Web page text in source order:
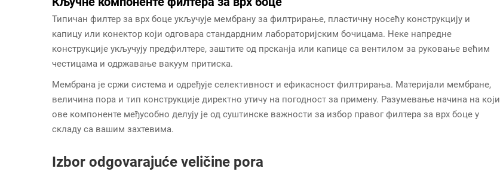
Типичан филтер за врх боце укључује мембрану за филтрирање, пластичну носећу конструкцију и
капицу или конектор који одговара стандардним лабораторијским бочицама. Неке напредне
конструкције укључују предфилтере, заштите од прсканја или капице са вентилом за руковање већим
честицама и одржавање вакуум притиска.
Мембрана је сржи система и одређује селективност и ефикасност филтрирања. Материјали мембране,
величина пора и тип конструкције директно утичу на погодност за примену. Разумевање начина на који
ове компоненте међусобно делују је од суштинске важности за избор правог филтера за врх боце у
складу са вашим захтевима.
Izbor odgovarajuće veličine pora